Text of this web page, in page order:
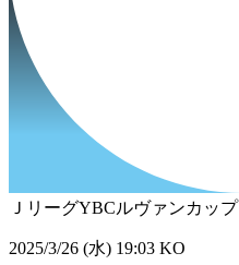
ＪリーグYBCルヴァンカップ
2025/3/26 (水) 19:03 KO